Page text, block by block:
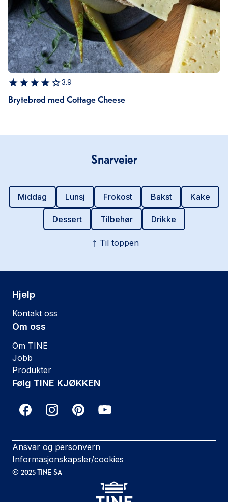
3.9
Brytebrød med Cottage Cheese
Snarveier
Middag Lunsj Frokost Bakst Kake
Dessert Tilbehør Drikke
Til toppen
Hjelp
Kontakt oss
Om oss
Om TINE
Jobb
Produkter
Følg TINE KJØKKEN
Ansvar og personvern
Informasjonskapsler/cookies
©2025TINE SA